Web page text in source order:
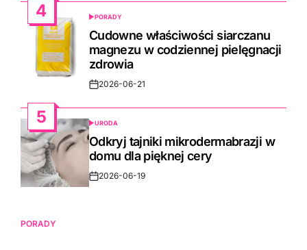
4
POSTED
IN
PORADY
Cudowne właściwości siarczanu
magnezu w codziennej pielęgnacji
zdrowia
Post2026-06-21
5
POSTED
IN
URODA
Odkryj tajniki mikrodermabrazji w
domu dla pięknej cery
Post2026-06-19
PORADY